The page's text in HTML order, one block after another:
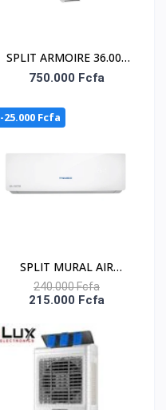
SPLIT ARMOIRE 36.000
BTU BEKO/ 220-240V /
R32/ UNIT.INT 360-
750.000 Fcfa
-25.000 Fcfa
SPLIT MURAL AIR
DOCTOR 2 CV – NAS-
DOC-V-18N1
240.000 Fcfa
215.000 Fcfa